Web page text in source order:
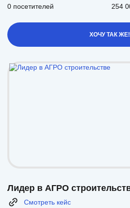
0 посетителей 254
ХОЧУ ТАК ЖЕ!
Лидер в АГРО
Смотреть кейс